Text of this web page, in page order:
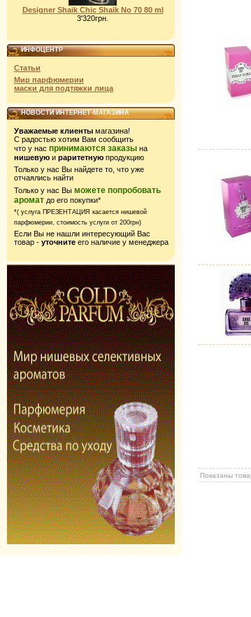
Designer Shaik Chic Shaik No 70 80 ml
3'320грн.
ИНФОЦЕНТР
Статьи
Мир парфюмерии
маски для подтяжки лица
НОВОСТИ ИНТЕРНЕТ-МАГАЗИНА
Уважаемые клиенты магазина!
С радостью хотим Вам сообщить
что у нас принимаются заказы на
нишевую и раритетную продукцию
Только у нас Вы найдете то, что уже
отчаялись найти
Только у нас Вы можете попробовать
аромат до его покупки*
*( услуга ПРЕЗЕНТАЦИЯ касается нишевой
парфюмерии, стоимость услуги от 200грн)
Если Вы не нашли интересующий Вас
товар - уточните его наличие у менеджера
Показаны